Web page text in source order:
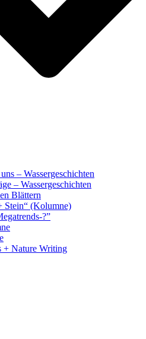
– Wassergeschichten
– Wassergeschichten
Blättern
Stein“ (Kolumne)
?”
+ Nature Writing